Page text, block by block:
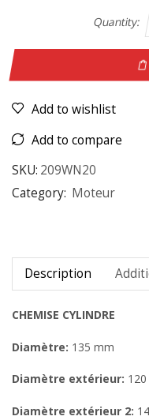
Add to wishlist
Add to compare
SKU: 209WN20
Category: Moteur
Description
CHEMISE CYLINDRE
Diamètre: 135 mm
Diamètre extérieur:
Diamètre extérieur 2: